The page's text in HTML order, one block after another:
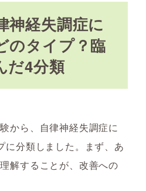
神経失調症に
のタイプ？臨
だ4分類
から、自律神経失調症に
に分類しました。まず、あ
解することが、改善への